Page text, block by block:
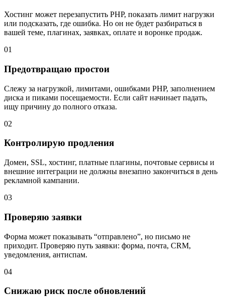
Хостинг может перезапустить PHP, показать лимит нагрузки
или подсказать, где ошибка. Но он не будет разбираться в
вашей теме, плагинах, заявках, оплате и воронке продаж.
01
Предотвращаю простои
Слежу за нагрузкой, лимитами, ошибками PHP, заполнением
диска и пиками посещаемости. Если сайт начинает падать,
ищу причину до полного отказа.
02
Контролирую продления
Домен, SSL, хостинг, платные плагины, почтовые сервисы и
внешние интеграции не должны внезапно закончиться в день
рекламной кампании.
03
Проверяю заявки
Форма может показывать “отправлено”, но письмо не
приходит. Проверяю путь заявки: форма, почта, CRM,
уведомления, антиспам.
04
Снижаю риск после обновлений